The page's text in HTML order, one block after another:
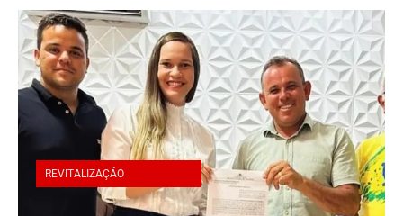
REVITALIZAÇÃO